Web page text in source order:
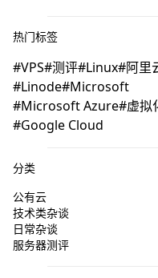
热门标签
VPS 测评 Linux 阿里
Linode Microsoft
Microsoft Azure 虚拟
Google Cloud
分类
公有云
技术类杂谈
日常杂谈
服务器测评